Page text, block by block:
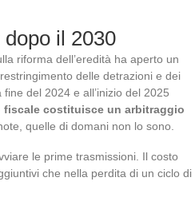
il 2030
riforma dell’eredità ha aperto un
delle detrazioni e dei
del 2024 e all’inizio del 2025
fiscale costituisce un arbitraggio
quelle di domani non lo sono.
le prime trasmissioni. Il costo
che nella perdita di un ciclo di